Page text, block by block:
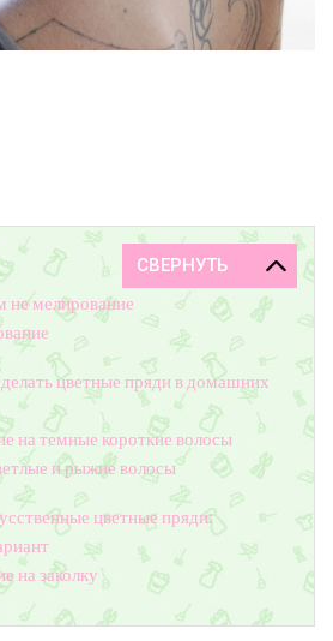
не мелирование
цветные пряди в домашних
на темные короткие волосы
и рыжие волосы
цветные пряди:
на заколку